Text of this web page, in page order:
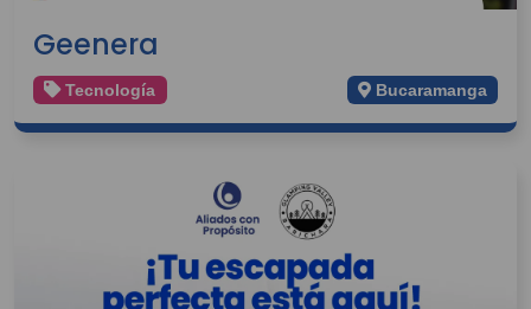
Geenera
Tecnología Bucaramanga